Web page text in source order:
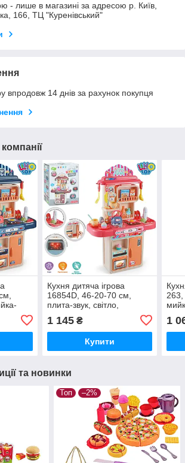
- лише в магазині за адресою р. Київ,
166, ТЦ "Куренівський"
впродовж 14 днів за рахунок покупця
Кухня дитяча ігрова
16854D, 46-20-70 см,
плита-звук, світло,
вода
1 145₴
Купити
263,
1
та новинки
Топ –2%